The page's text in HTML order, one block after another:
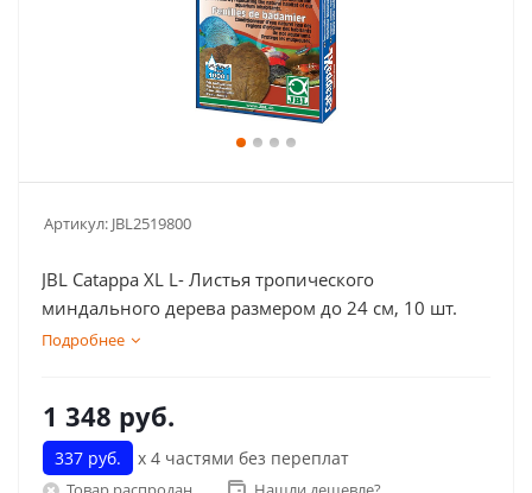
Артикул: JBL2519800
JBL Catappa XL L- Листья тропического
миндального дерева размером до 24 см, 10 шт.
Подробнее
1 348 руб.
337 руб. х 4 частями без переплат